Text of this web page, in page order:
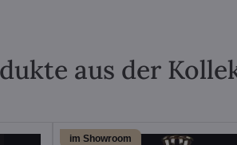
aus der
im Showroom